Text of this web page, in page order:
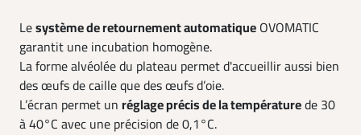
Lesystème de retournement automatique OVOMATIC
garantit une incubation homogène.
La forme alvéolée du plateau permet d'accueillir aussi bien
des œufs de caille que des œufs d’oie.
L’écran permet un réglage précis de la températurede 30
à 40°C avec une précision de 0,1°C.